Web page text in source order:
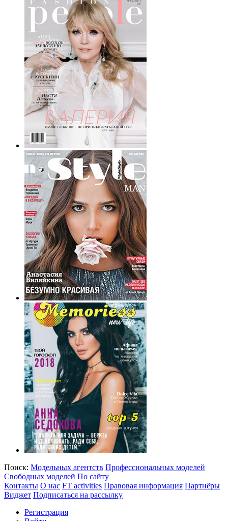
Поиск: Модельных агентств Профессиональных моделей
Свободных моделей По сайту
Контакты О нас FT activities Правовая информация Партнёры
Виджет Подписаться на рассылку
Регистрация